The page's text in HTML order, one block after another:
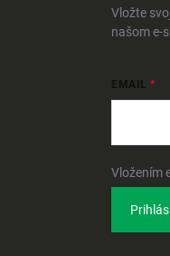
Vložte
našom e-
EMAIL
Vložením